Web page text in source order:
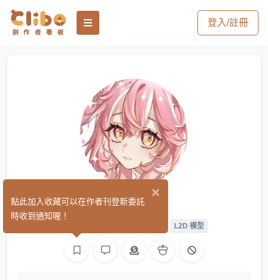
登入/註冊
愛君
L2D 模型
×
點此加入收藏可以在作者刊登新委託
時收到通知喔！